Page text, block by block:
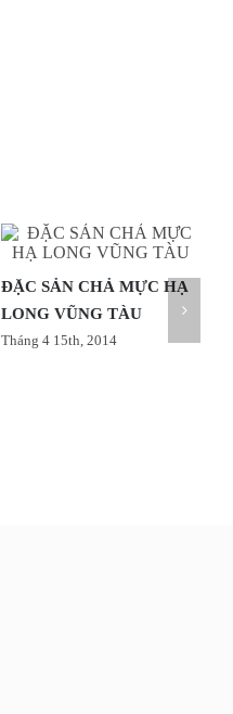
ĐẶC SẢN CHẢ MỰC HẠ
LONG VŨNG TÀU
Tháng 4 15th, 2014